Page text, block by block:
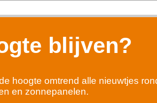
blijven?
hoogte omtrend alle nieuwtjes
en zonnepanelen.